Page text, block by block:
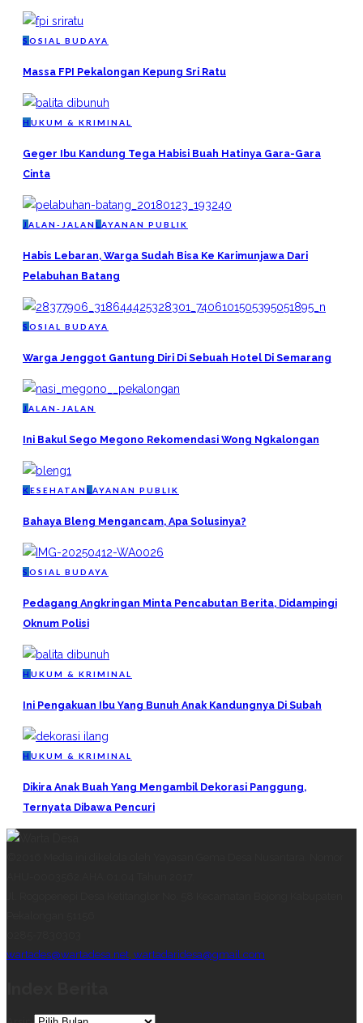
S OSIAL BUDAYA
Massa FPI Pekalongan Kepung Sri Ratu
H UKUM & KRIMINAL
Geger Ibu Kandung Tega Habisi Buah Hatinya Gara-Gara
Cinta
J ALAN-JALAN L AYANAN PUBLIK
Habis Lebaran, Warga Sudah Bisa Ke Karimunjawa Dari
Pelabuhan Batang
S OSIAL BUDAYA
Warga Jenggot Gantung Diri Di Sebuah Hotel Di Semarang
J ALAN-JALAN
Ini Bakul Sego Megono Rekomendasi Wong Ngkalongan
KESEHATAN L AYANAN PUBLIK
Bahaya Bleng Mengancam, Apa Solusinya?
S OSIAL BUDAYA
Pedagang Angkringan Minta Pencabutan Berita, Didampingi
Oknum Polisi
H UKUM & KRIMINAL
Ini Pengakuan Ibu Yang Bunuh Anak Kandungnya Di Subah
H UKUM & KRIMINAL
Dikira Anak Buah Yang Mengambil Dekorasi Panggung,
Ternyata Dibawa Pencuri
wartades@wartadesa.net, wartadaridesa@gmail.com